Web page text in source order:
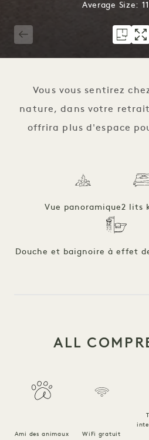
Average Size:
Vous vous sentirez
nature, dans votre
offrira plus d'espace
Vue panoramique2 lits
Douche et baignoire à effet
ALL
Ami des animaux WiFi gratuit